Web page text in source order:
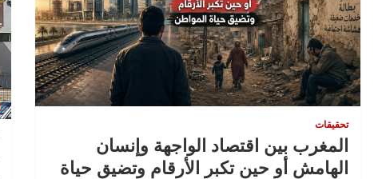
تحقيقات
المغرب بين اقتصاد الواجهة وإنسان
الهامش أو حين تكبر الأرقام وتضيق حياة